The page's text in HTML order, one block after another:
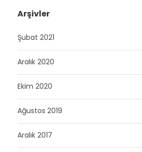
Arşivler
Şubat 2021
Aralık 2020
Ekim 2020
Ağustos 2019
Aralık 2017